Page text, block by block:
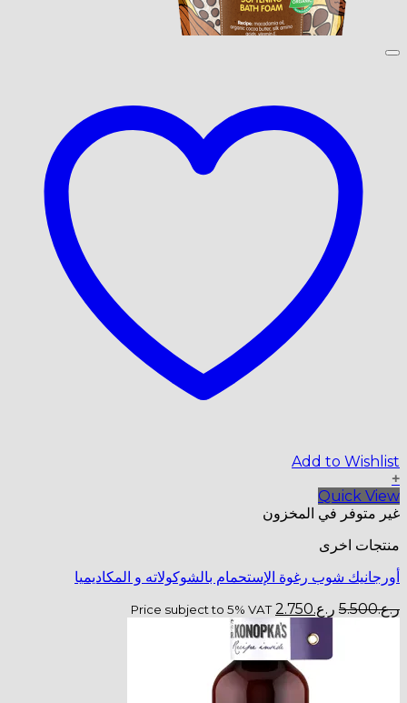
Add to Wishlist
+
Quick View
غير متوفر في المخزون
منتجات اخرى
أورجانيك شوب رغوة الإستحمام بالشوكولاته و المكاديميا
ر.ع.5.500 السعر
هو:
ر.ع.5.500.
ر.ع.2.750السعر
الحالي
هو:
ر.ع.2.750.
Price subject to 5% VAT